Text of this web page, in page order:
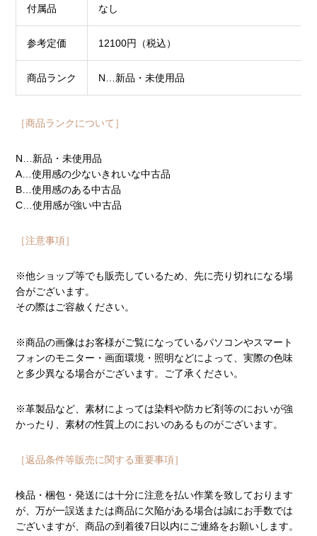
付属品 なし
参考定価 12100円（税込）
商品ランク N…新品・未使用品
［商品ランクについて］
N…新品・未使用品
A…使用感の少ないきれいな中古品
B…使用感のある中古品
C…使用感が強い中古品
［注意事項］
※他ショップ等でも販売しているため、先に売り切れになる場
合がございます。
その際はご容赦ください。
※商品の画像はお客様がご覧になっているパソコンやスマート
フォンのモニター・画面環境・照明などによって、実際の色味
と多少異なる場合がございます。ご了承ください。
※革製品など、素材によっては染料や防カビ剤等のにおいが強
かったり、素材の性質上のにおいのあるものがございます。
［返品条件等販売に関する重要事項］
検品・梱包・発送には十分に注意を払い作業を致しております
が、万が一誤送または商品に欠陥がある場合は誠にお手数では
ございますが、商品の到着後7日以内にご連絡をお願いします。